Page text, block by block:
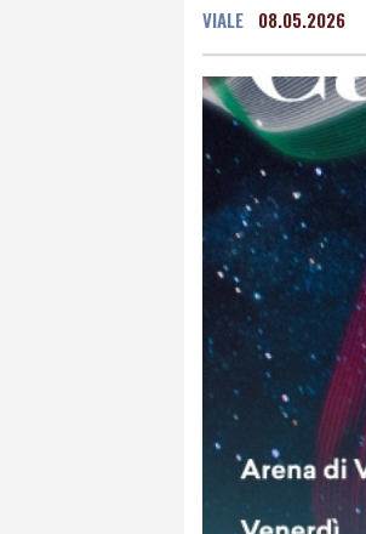
VIALE 08.05.2026